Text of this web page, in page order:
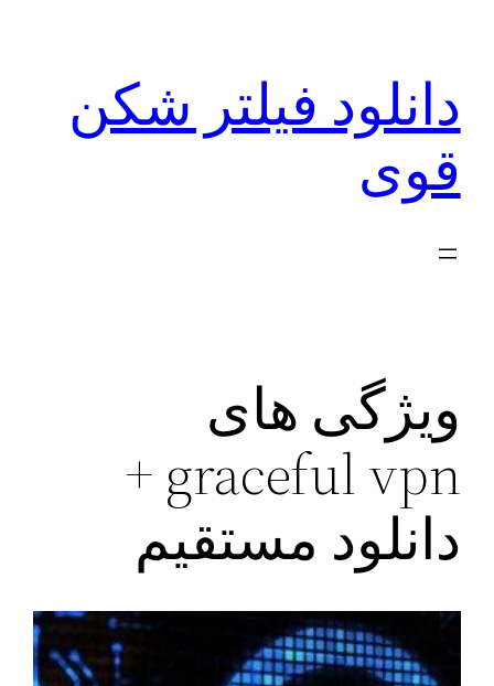
دانلود فیلتر شکن
قوی
ویژگی های
graceful vpn +
دانلود مستقیم